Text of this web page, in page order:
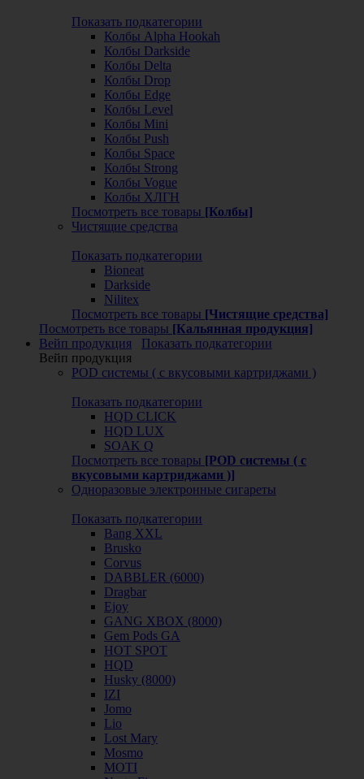
Показать подкатегории
Колбы Alpha Hookah
Колбы Darkside
Колбы Delta
Колбы Drop
Колбы Edge
Колбы Level
Колбы Mini
Колбы Push
Колбы Space
Колбы Strong
Колбы Vogue
Колбы ХЛГН
Посмотреть все товары [Колбы]
Чистящие средства
Показать подкатегории
Bioneat
Darkside
Nilitex
Посмотреть все товары [Чистящие средства]
Посмотреть все товары [Кальянная продукция]
Вейп продукция
Показать подкатегории
Вейп продукция
POD системы ( с вкусовыми картриджами )
Показать подкатегории
HQD CLICK
HQD LUX
SOAK Q
Посмотреть все товары [POD системы ( с
вкусовыми картриджами )]
Одноразовые электронные сигареты
Показать подкатегории
Bang XXL
Brusko
Corvus
DABBLER (6000)
Dragbar
Ejoy
GANG XBOX (8000)
Gem Pods GA
HOT SPOT
HQD
Husky (8000)
IZI
Jomo
Lio
Lost Mary
Mosmo
MOTI